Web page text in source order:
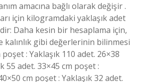
amacına bağlı olarak değişir .
için kilogramdaki yaklaşık adet
Daha kesin bir hesaplama için,
kalınlık gibi değerlerinin bilinmesi
: Yaklaşık 110 adet. 26×38
55 adet. 33×45 cm poşet :
cm poşet : Yaklaşık 32 adet.